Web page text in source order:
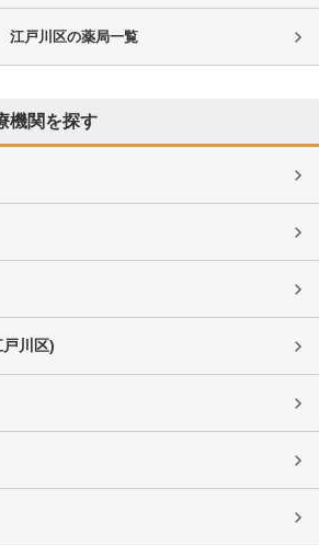
江戸川区の薬局一覧
機関を探す
戸川区)